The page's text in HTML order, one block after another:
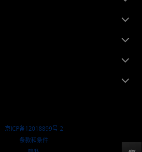
京ICP备12018899号-2
​条款和条件